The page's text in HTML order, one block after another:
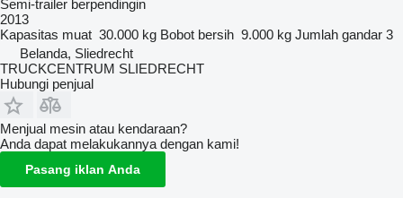
Semi-trailer berpendingin
2013
Kapasitas muat 30.000 kg Bobot bersih 9.000 kg Jumlah gandar 3
Belanda, Sliedrecht
TRUCKCENTRUM SLIEDRECHT
Hubungi penjual
Menjual mesin atau kendaraan?
Anda dapat melakukannya dengan kami!
Pasang iklan Anda